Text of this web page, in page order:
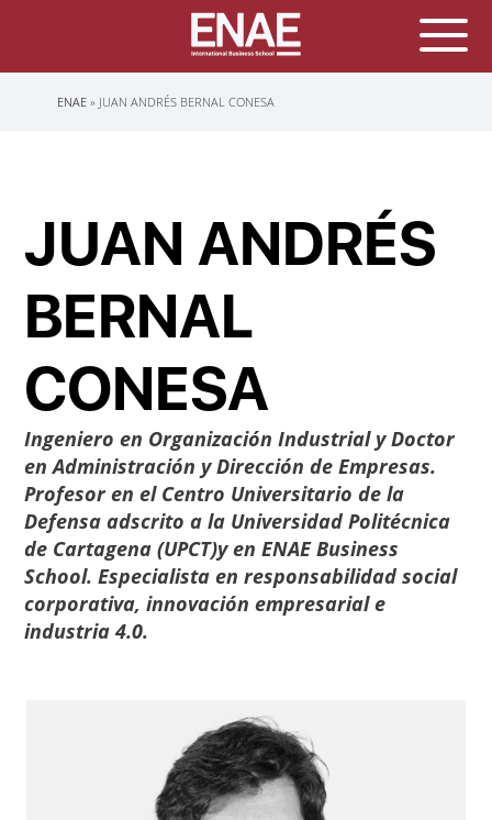
Sobrescribir
ENAE JUAN ANDRÉS BERNAL CONESA
JUAN ANDRÉS
BERNAL
CONESA
Ingeniero en Organización Industrial y Doctor
en Administración y Dirección de Empresas.
Profesor en el Centro Universitario de la
Defensa adscrito a la Universidad Politécnica
de Cartagena (UPCT)y en ENAE Business
School. Especialista en responsabilidad social
corporativa, innovación empresarial e
industria 4.0.